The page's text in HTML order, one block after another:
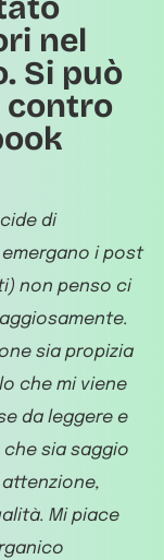
nel
Si può
contro
di
i post
non penso ci
sia propizia
che mi viene
da leggere e
sia saggio
Mi piace